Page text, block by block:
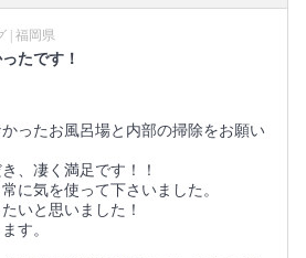
| 福岡県
たです！
ったお風呂場と内部の掃除をお願い
、凄く満足です！！
に気を使って下さいました。
いと思いました！
す。